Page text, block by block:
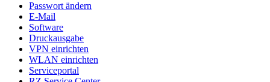
Passwort ändern
E-Mail
Software
Druckausgabe
VPN einrichten
WLAN einrichten
Serviceportal